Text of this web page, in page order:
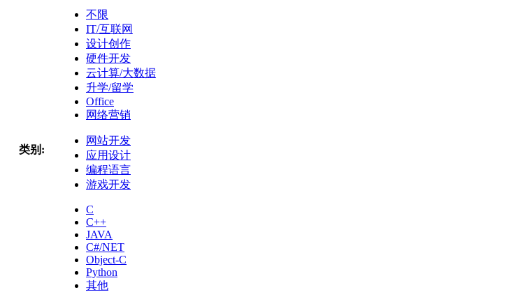
类别:
不限
IT/互联网
设计创作
硬件开发
云计算/大数据
升学/留学
Office
网络营销
网站开发
应用设计
编程语言
游戏开发
C
C++
JAVA
C#/NET
Object-C
Python
其他